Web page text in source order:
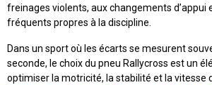
freinages violents, aux changements d’appui
fréquents propres à la discipline.
Dans un sport où les écarts se mesurent
seconde, le choix du pneu Rallycross est un
optimiser la motricité, la stabilité et la vitesse